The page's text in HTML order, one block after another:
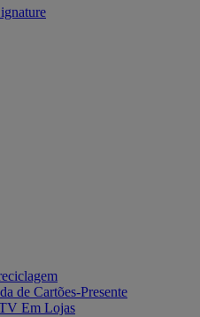
de Cartões-Presente
Em Lojas